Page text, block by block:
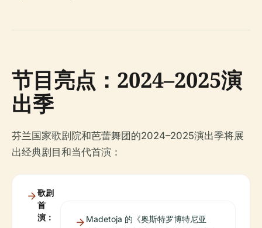
节目亮点：2024–2025演
出季
芬兰国家歌剧院和芭蕾舞团的2024–2025演出季将展
出经典剧目和当代首演：
歌剧
首
演：
Madetoja 的《奥斯特罗博特尼亚